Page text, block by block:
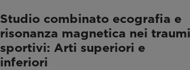
Studio combinato ecografia e
risonanza magnetica nei traumi
sportivi: Arti superiori e
inferiori